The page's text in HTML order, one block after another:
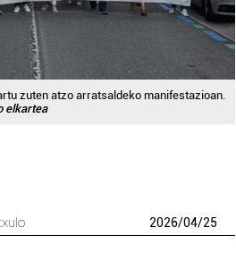
zuten atzo arratsaldeko manifestazioan.
elkartea
2026/04/25